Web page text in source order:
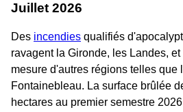
Juillet 2026
Des incendies qualifiés
ravagent la Gironde, les Landes,
mesure d'autres régions telles que
Fontainebleau. La surface brûlée
hectares au premier semestre